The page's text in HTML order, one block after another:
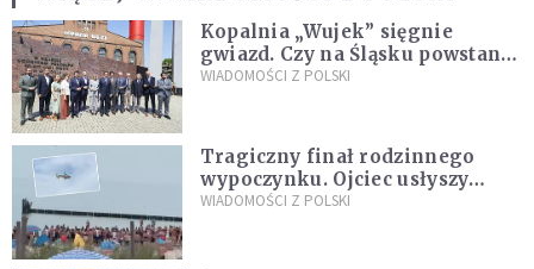
Kopalnia „Wujek” sięgnie
gwiazd. Czy na Śląsku powstanie
„Dolina Krzemowa”?
WIADOMOŚCI Z POLSKI
Tragiczny finał rodzinnego
wypoczynku. Ojciec usłyszy
zarzuty
WIADOMOŚCI Z POLSKI